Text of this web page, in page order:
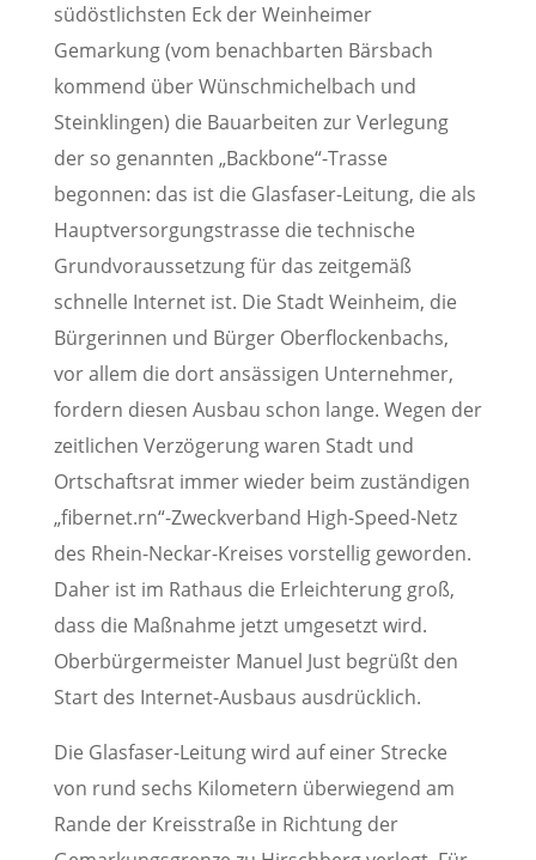
südöstlichsten Eck der Weinheimer
Gemarkung (vom benachbarten Bärsbach
kommend über Wünschmichelbach und
Steinklingen) die Bauarbeiten zur Verlegung
der so genannten „Backbone“-Trasse
begonnen: das ist die Glasfaser-Leitung, die als
Hauptversorgungstrasse die technische
Grundvoraussetzung für das zeitgemäß
schnelle Internet ist. Die Stadt Weinheim, die
Bürgerinnen und Bürger Oberflockenbachs,
vor allem die dort ansässigen Unternehmer,
fordern diesen Ausbau schon lange. Wegen der
zeitlichen Verzögerung waren Stadt und
Ortschaftsrat immer wieder beim zuständigen
„fibernet.rn“-Zweckverband High-Speed-Netz
des Rhein-Neckar-Kreises vorstellig geworden.
Daher ist im Rathaus die Erleichterung groß,
dass die Maßnahme jetzt umgesetzt wird.
Oberbürgermeister Manuel Just begrüßt den
Start des Internet-Ausbaus ausdrücklich.
Die Glasfaser-Leitung wird auf einer Strecke
von rund sechs Kilometern überwiegend am
Rande der Kreisstraße in Richtung der